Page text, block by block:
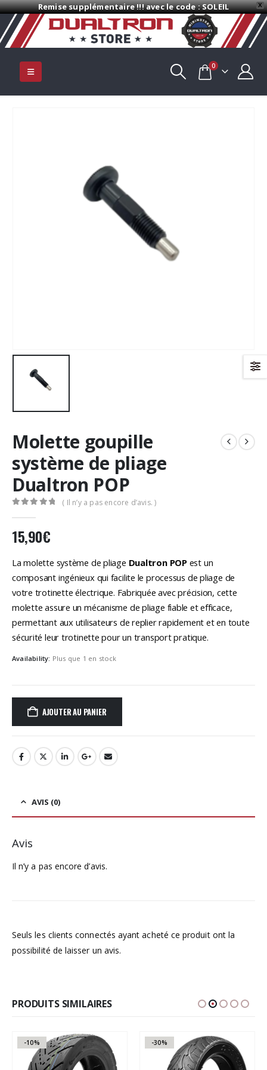
X
Remise supplémentaire !!! avec le code : SOLEIL
0
Molette goupille
système de pliage
Dualtron POP
( Il n’y a pas encore d’avis. )
15,90€
La molette système de pliage Dualtron POPest un
composant ingénieux qui facilite le processus de pliage de
votre trotinette électrique. Fabriquée avec précision, cette
molette assure un mécanisme de pliage fiable et efficace,
permettant aux utilisateurs de replier rapidement et en toute
sécurité leur trotinette pour un transport pratique.
Availability: Plus que 1 en stock
AJOUTER AU PANIER
AVIS (0)
Avis
Il n’y a pas encore d’avis.
Seuls les clients connectés ayant acheté ce produit ont la
possibilité de laisser un avis.
PRODUITS SIMILAIRES
-10% -30%